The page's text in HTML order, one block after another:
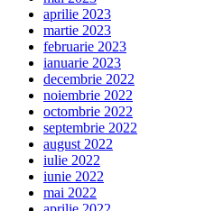
aprilie 2023
martie 2023
februarie 2023
ianuarie 2023
decembrie 2022
noiembrie 2022
octombrie 2022
septembrie 2022
august 2022
iulie 2022
iunie 2022
mai 2022